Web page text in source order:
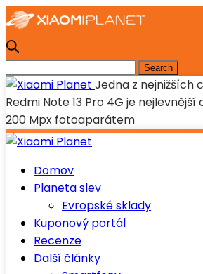
Jedna z nejnižších
Redmi Note 13 Pro 4G je
200 Mpx fotoaparátem
Domov
Planeta slev
Evropské sklady
Kuponový portál
Recenze
Další články